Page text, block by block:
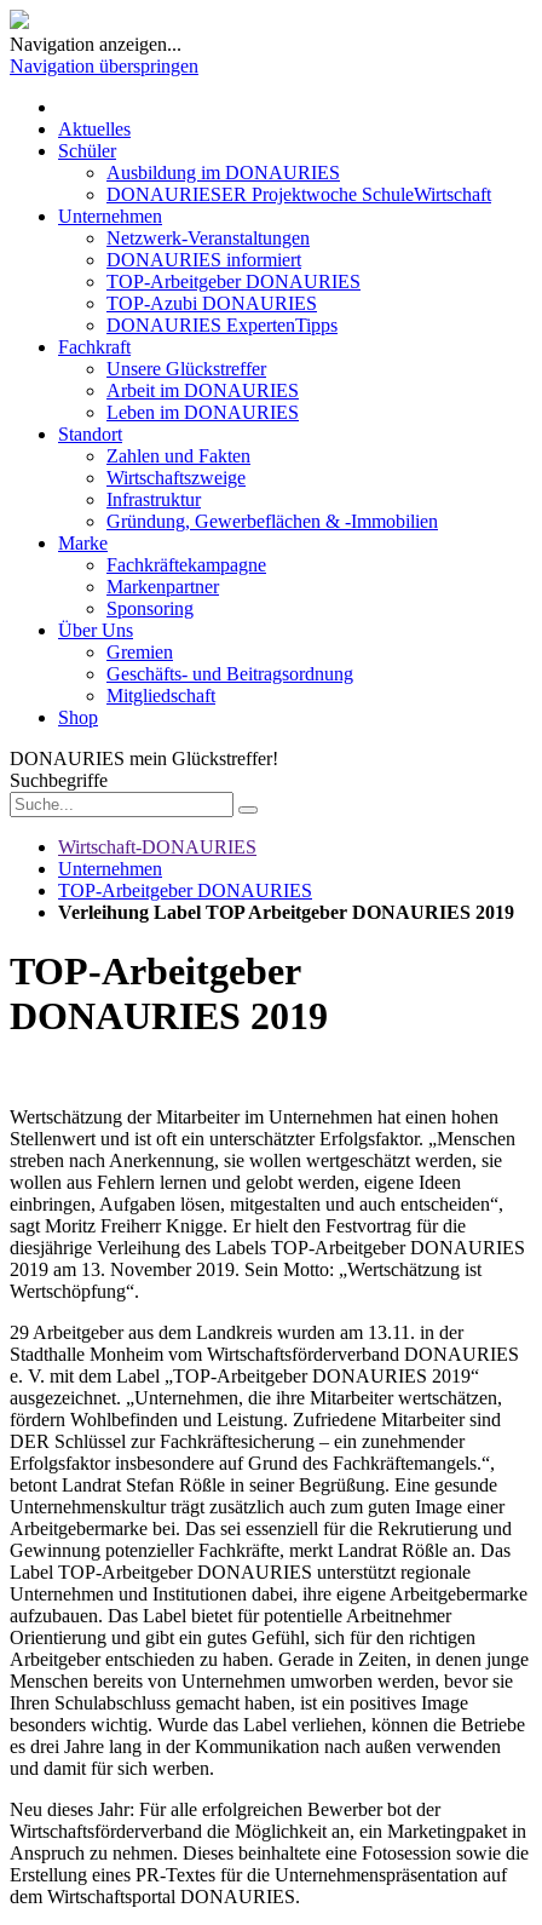
Navigation anzeigen...
Navigation überspringen
Aktuelles
Schüler
Ausbildung im DONAURIES
DONAURIESER Projektwoche SchuleWirtschaft
Unternehmen
Netzwerk-Veranstaltungen
DONAURIES informiert
TOP-Arbeitgeber DONAURIES
TOP-Azubi DONAURIES
DONAURIES ExpertenTipps
Fachkraft
Unsere Glückstreffer
Arbeit im DONAURIES
Leben im DONAURIES
Standort
Zahlen und Fakten
Wirtschaftszweige
Infrastruktur
Gründung, Gewerbeflächen & -Immobilien
Marke
Fachkräftekampagne
Markenpartner
Sponsoring
Über Uns
Gremien
Geschäfts- und Beitragsordnung
Mitgliedschaft
Shop
DONAURIES mein Glückstreffer!
Suchbegriffe
Wirtschaft-DONAURIES
Unternehmen
TOP-Arbeitgeber DONAURIES
Verleihung Label TOP Arbeitgeber DONAURIES 2019
TOP-Arbeitgeber
DONAURIES 2019
Wertschätzung der Mitarbeiter im Unternehmen hat einen hohen
Stellenwert und ist oft ein unterschätzter Erfolgsfaktor. „Menschen
streben nach Anerkennung, sie wollen wertgeschätzt werden, sie
wollen aus Fehlern lernen und gelobt werden, eigene Ideen
einbringen, Aufgaben lösen, mitgestalten und auch entscheiden“,
sagt Moritz Freiherr Knigge. Er hielt den Festvortrag für die
diesjährige Verleihung des Labels TOP-Arbeitgeber DONAURIES
2019 am 13. November 2019. Sein Motto: „Wertschätzung ist
Wertschöpfung“.
29 Arbeitgeber aus dem Landkreis wurden am 13.11. in der
Stadthalle Monheim vom Wirtschaftsförderverband DONAURIES
e. V. mit dem Label „TOP-Arbeitgeber DONAURIES 2019“
ausgezeichnet. „Unternehmen, die ihre Mitarbeiter wertschätzen,
fördern Wohlbefinden und Leistung. Zufriedene Mitarbeiter sind
DER Schlüssel zur Fachkräftesicherung – ein zunehmender
Erfolgsfaktor insbesondere auf Grund des Fachkräftemangels.“,
betont Landrat Stefan Rößle in seiner Begrüßung. Eine gesunde
Unternehmenskultur trägt zusätzlich auch zum guten Image einer
Arbeitgebermarke bei. Das sei essenziell für die Rekrutierung und
Gewinnung potenzieller Fachkräfte, merkt Landrat Rößle an. Das
Label TOP-Arbeitgeber DONAURIES unterstützt regionale
Unternehmen und Institutionen dabei, ihre eigene Arbeitgebermarke
aufzubauen. Das Label bietet für potentielle Arbeitnehmer
Orientierung und gibt ein gutes Gefühl, sich für den richtigen
Arbeitgeber entschieden zu haben. Gerade in Zeiten, in denen junge
Menschen bereits von Unternehmen umworben werden, bevor sie
Ihren Schulabschluss gemacht haben, ist ein positives Image
besonders wichtig. Wurde das Label verliehen, können die Betriebe
es drei Jahre lang in der Kommunikation nach außen verwenden
und damit für sich werben.
Neu dieses Jahr: Für alle erfolgreichen Bewerber bot der
Wirtschaftsförderverband die Möglichkeit an, ein Marketingpaket in
Anspruch zu nehmen. Dieses beinhaltete eine Fotosession sowie die
Erstellung eines PR-Textes für die Unternehmenspräsentation auf
dem Wirtschaftsportal DONAURIES.